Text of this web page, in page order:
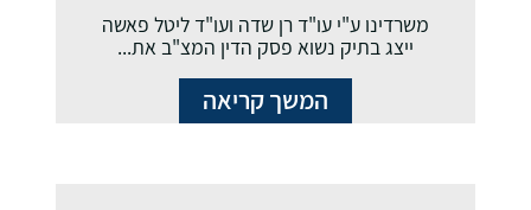
משרדינו ע"י עו"ד רן שדה ועו"ד ליטל פאשה
ייצג בתיק נשוא פסק הדין המצ"ב את...
המשך קריאה